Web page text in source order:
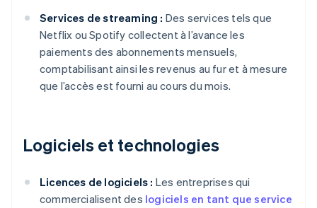
Services de streaming : Des services tels que
Netflix ou Spotify collectent à l’avance les
paiements des abonnements mensuels,
comptabilisant ainsi les revenus au fur et à mesure
que l’accès est fourni au cours du mois.
Logiciels et technologies
Licences de logiciels : Les entreprises qui
commercialisent des logiciels en tant que service